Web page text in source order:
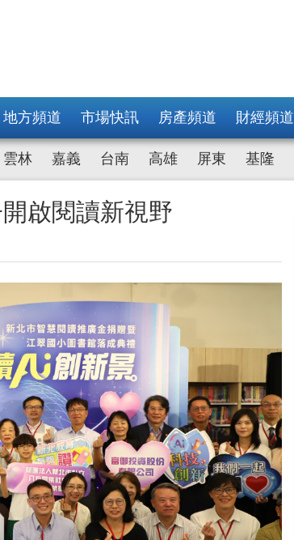
地方頻道 市場快訊 房產頻道 財經頻道
雲林 嘉義 台南 高雄 屏東 基隆
啟閱讀新視野